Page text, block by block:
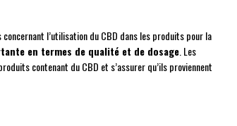
l’utilisation du CBD dans les produits pour la
en termes de qualité et de dosage . Les
contenant du CBD et s’assurer qu’ils proviennent